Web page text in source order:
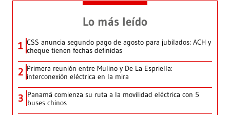
Lo más leído
1 CSS anuncia segundo pago de agosto para jubilados: ACH y
cheque tienen fechas definidas
2 Primera reunión entre Mulino y De La Espriella:
interconexión eléctrica en la mira
3 Panamá comienza su ruta a la movilidad eléctrica con 5
buses chinos